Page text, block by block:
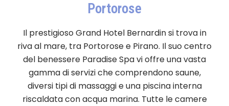
Portorose
Il prestigioso Grand Hotel Bernardin si trova in
riva al mare, tra Portorose e Pirano. Il suo centro
del benessere Paradise Spa vi offre una vasta
gamma di servizi che comprendono saune,
diversi tipi di massaggi e una piscina interna
riscaldata con acqua marina. Tutte le camere